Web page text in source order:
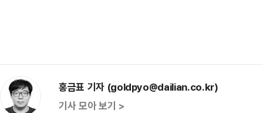
홍금표 기자 (goldpyo@dailian.co.kr)
기사 모아 보기 >